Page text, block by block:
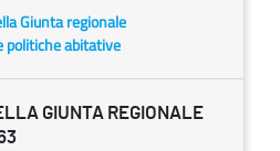
Giunta regionale
politiche abitative
GIUNTA REGIONALE